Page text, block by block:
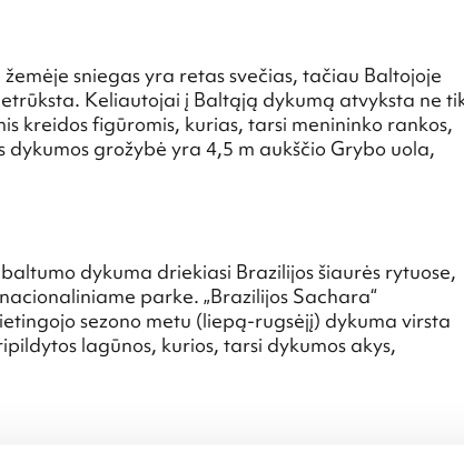
sniegas yra retas svečias, tačiau Baltojoje
Keliautojai į Baltąją dykumą atvyksta ne
kreidos figūromis, kurias, tarsi menininko rankos,
dykumos grožybė yra 4,5 m aukščio Grybo uola,
dykuma driekiasi Brazilijos šiaurės rytuose,
parke. „Brazilijos Sachara“
sezono metu (liepą-rugsėjį) dykuma virsta
lagūnos, kurios, tarsi dykumos akys,